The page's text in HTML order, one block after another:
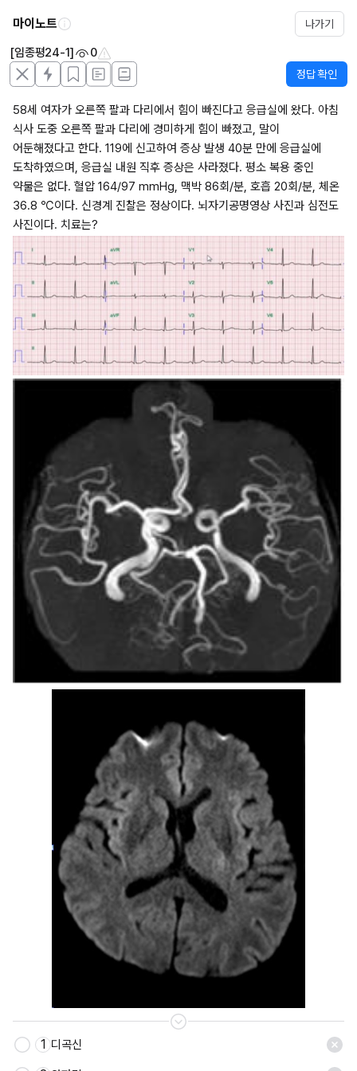
마이노트 나가기
[임종평24-1] 0
정답 확인
58세 여자가 오른쪽 팔과 다리에서 힘이 빠진다고 응급실에 왔다. 아침
식사 도중 오른쪽 팔과 다리에 경미하게 힘이 빠졌고, 말이
어둔해졌다고 한다. 119에 신고하여 증상 발생 40분 만에 응급실에
도착하였으며, 응급실 내원 직후 증상은 사라졌다. 평소 복용 중인
약물은 없다. 혈압 164/97 mmHg, 맥박 86회/분, 호흡 20회/분, 체온
36.8 ℃이다. 신경계 진찰은 정상이다. 뇌자기공명영상 사진과 심전도
사진이다. 치료는?
1 디곡신